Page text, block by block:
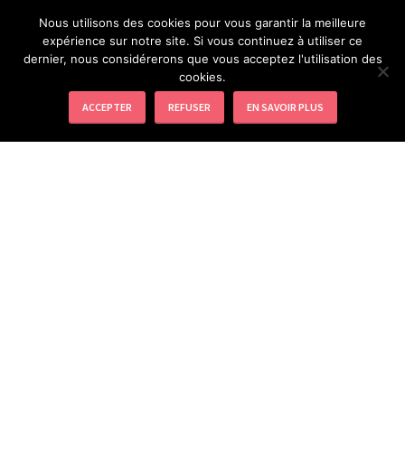
contenuEXPRESSION CRÉATIVE
LOISIRS CRÉATIFS ET ACTIVITÉS MANUELLES
Nous utilisons des cookies pour vous garantir la meilleure
expérience sur notre site. Si vous continuez à utiliser ce
dernier, nous considérerons que vous acceptez l'utilisation des
cookies.
ACCEPTER REFUSER EN SAVOIR PLUS